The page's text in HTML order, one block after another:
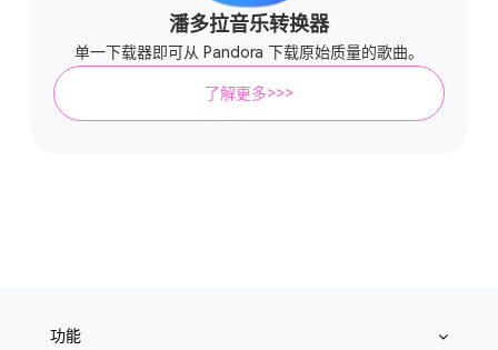
潘多拉音乐转换器
单一下载器即可从 Pandora 下载原始质量的歌曲。
了解更多>>>
功能